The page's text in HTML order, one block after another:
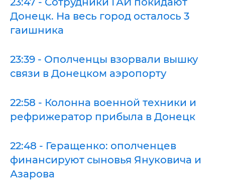
Донецк. На весь город осталось 3
гаишника
23:39 - Ополченцы взорвали вышку
связи в Донецком аэропорту
22:58 - Колонна военной техники и
рефрижератор прибыла в Донецк
22:48 - Геращенко: ополченцев
финансируют сыновья Януковича и
Азарова